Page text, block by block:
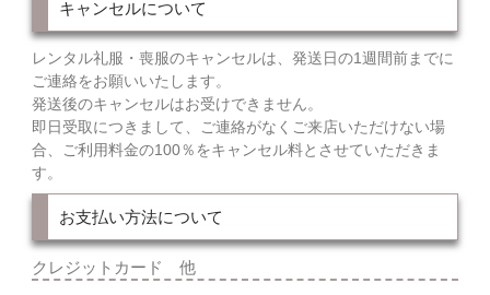
キャンセルについて
レンタル礼服・喪服のキャンセルは、発送日の1週間前までに
ご連絡をお願いいたします。
発送後のキャンセルはお受けできません。
即日受取につきまして、ご連絡がなくご来店いただけない場
合、ご利用料金の100％をキャンセル料とさせていただきま
す。
お支払い方法について
クレジットカード 他